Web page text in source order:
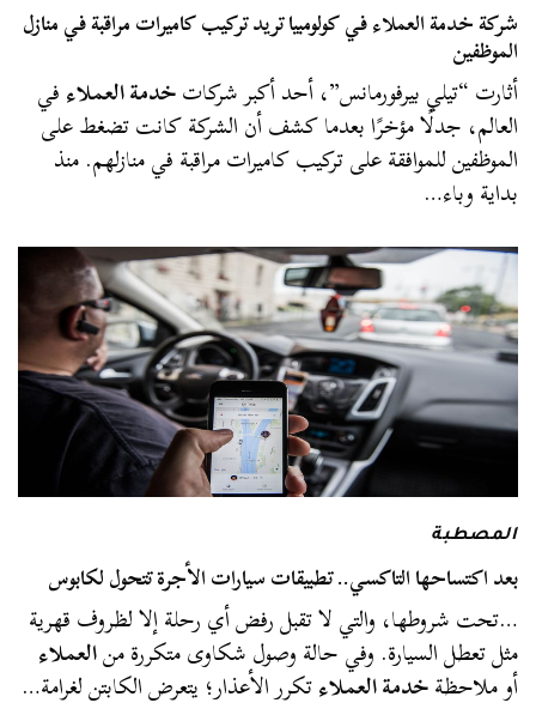
شركة خدمة العملاء في كولومبيا تريد تركيب كاميرات مراقبة في منازل
الموظفين
أثارت “تيلي بيرفورمانس”، أحد أكبر شركاتخدمة العملاءفي
العالم، جدلًا مؤخرًا بعدما كشف أن الشركة كانت تضغط على
الموظفين للموافقة على تركيب كاميرات مراقبة في منازلهم. منذ
بداية وباء…
المصطبة
بعد اكتساحها التاكسي.. تطبيقات سيارات الأجرة تتحول لكابوس
…تحت شروطها، والتي لا تقبل رفض أي رحلة إلا لظروف قهرية
مثل تعطل السيارة. وفي حالة وصول شكاوى متكررة منالعملاء
أو ملاحظةخدمة العملاءتكرر الأعذار؛ يتعرض الكابتن لغرامة…